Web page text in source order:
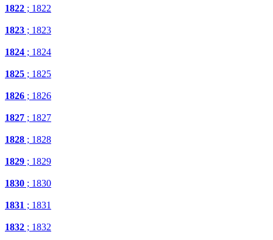
1822 ; 1822
1823 ; 1823
1824 ; 1824
1825 ; 1825
1826 ; 1826
1827 ; 1827
1828 ; 1828
1829 ; 1829
1830 ; 1830
1831 ; 1831
1832 ; 1832